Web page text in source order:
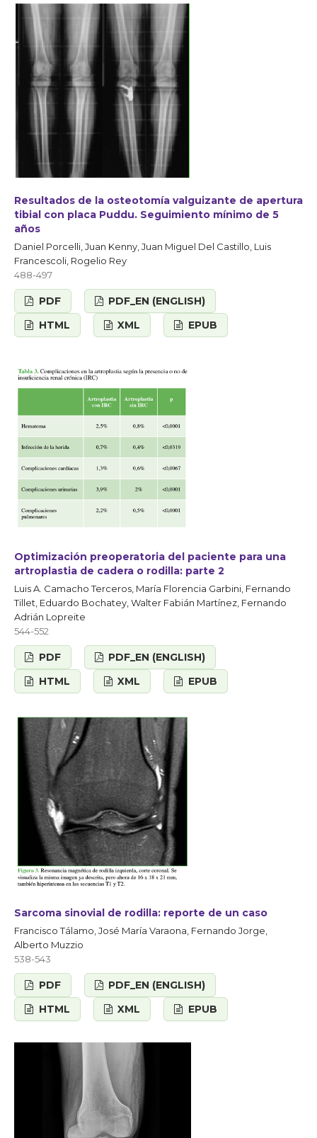
Resultados de la osteotomía valguizante de apertura
tibial con placa Puddu. Seguimiento mínimo de 5
años
Daniel Porcelli, Juan Kenny, Juan Miguel Del Castillo, Luis
Francescoli, Rogelio Rey
488-497
PDF
PDF_EN (ENGLISH)
HTML
XML EPUB
Optimización preoperatoria del paciente para una
artroplastia de cadera o rodilla: parte 2
Luis A. Camacho Terceros, María Florencia Garbini, Fernando
Tillet, Eduardo Bochatey, Walter Fabián Martínez, Fernando
Adrián Lopreite
544-552
PDF
PDF_EN (ENGLISH)
HTML
XML EPUB
Sarcoma sinovial de rodilla: reporte de un caso
Francisco Tálamo, José María Varaona, Fernando Jorge,
Alberto Muzzio
538-543
PDF
PDF_EN (ENGLISH)
HTML
XML EPUB